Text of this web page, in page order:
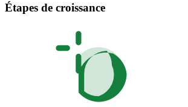
Étapes de croissance